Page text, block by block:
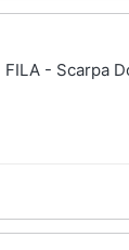
FILA - Scarpa